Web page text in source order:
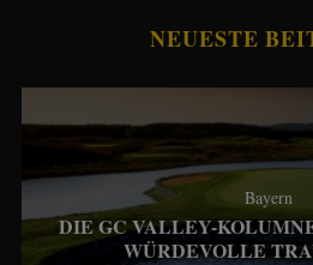
NEUESTE
Bayern
DIE GC VALLEY-
WÜRDEVOLLE